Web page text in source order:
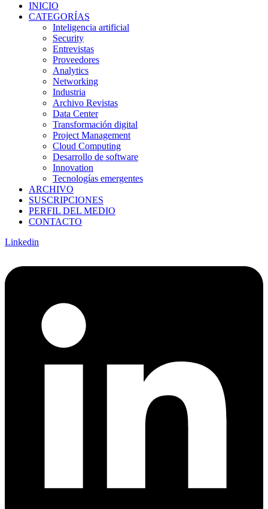
INICIO
CATEGORÍAS
Inteligencia artificial
Security
Entrevistas
Proveedores
Analytics
Networking
Industria
Archivo Revistas
Data Center
Transformación digital
Project Management
Cloud Computing
Desarrollo de software
Innovation
Tecnologías emergentes
ARCHIVO
SUSCRIPCIONES
PERFIL DEL MEDIO
CONTACTO
Linkedin